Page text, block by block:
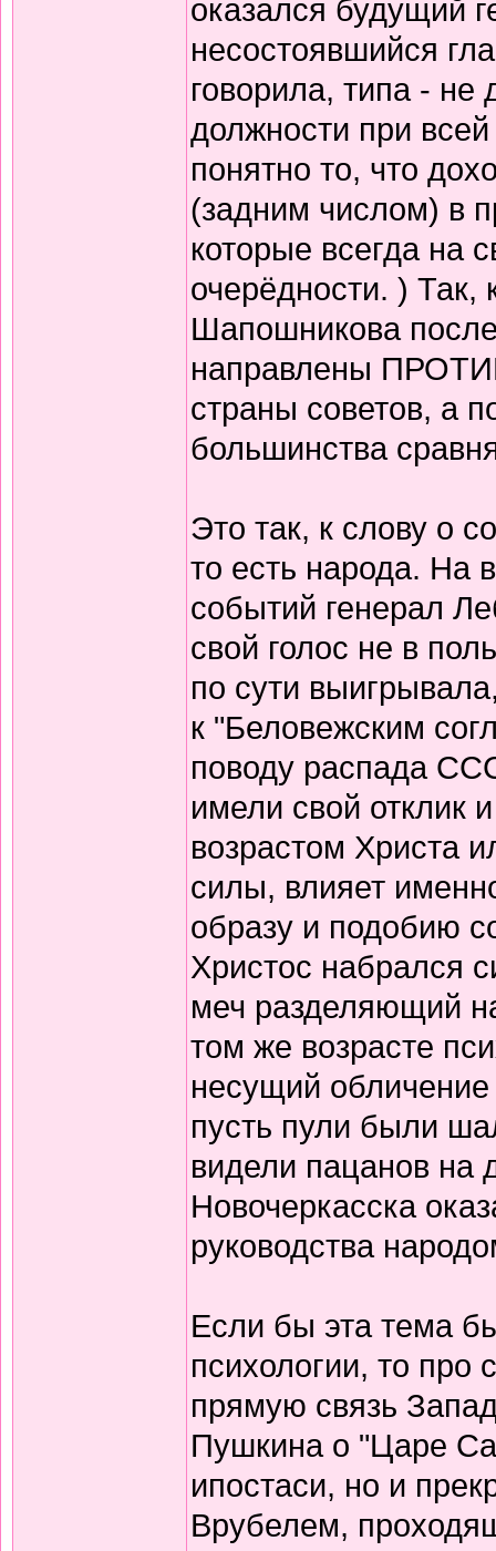
оказался будущий
несостоявшийся
говорила, типа - не
должности при
понятно то, что
(задним числом) в
которые всегда на
очерёдности. ) Так,
Шапошникова
направлены
страны советов, а
большинства
Это так, к слову о
то есть народа. На
событий генерал
свой голос не в
по сути
к "Беловежским
поводу распада
имели свой отклик
возрастом Христа
силы, влияет
образу и подобию
Христос набрался
меч разделяющий
том же возрасте
несущий обличение
пусть пули были
видели пацанов на
Новочеркасска
руководства
Если бы эта тема
психологии, то
прямую связь
Пушкина о "Царе
ипостаси, но и
Врубелем,